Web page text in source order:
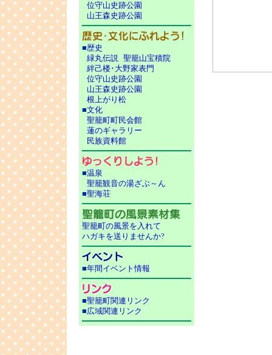
位守山史跡公園
山王森史跡公園
■歴史
緑丸伝説 聖籠山宝積院
絆己楼･大野家表門
位守山史跡公園
山王森史跡公園
根上がり松
■文化
聖籠町町民会館
蓮のギャラリー
民族資料館
■温泉
聖籠観音の湯ざぶ～ん
■聖海荘
聖籠町の風景を入れて
ハガキを送りませんか?
■年間イベント情報
■聖籠町関連リンク
■広域関連リンク